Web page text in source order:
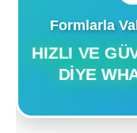
Formlarla
HIZLI VE
DIYE